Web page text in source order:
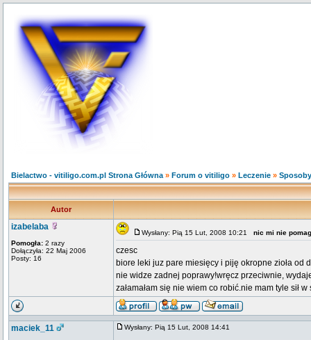
Bielactwo - vitiligo.com.pl Strona Główna » Forum o vitiligo » Leczenie »
Autor
izabelaba
Pomogła: 2 razy
Dołączyła: 22 Maj 2006
Posty: 16
Wysłany: Pią 15 Lut, 2008 10:21 nic mi nie
czesc
biore leki juz pare miesięcy i piję okropne zioła od
nie widze zadnej poprawy!wręcz przeciwnie,
załamałam się nie wiem co robić.nie mam tyle sił
maciek_11 Wysłany: Pią 15 Lut, 2008 14:41